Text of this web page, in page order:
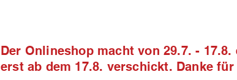
Der Onlineshop macht von 29.7. -
erst ab dem 17.8. verschickt. Danke